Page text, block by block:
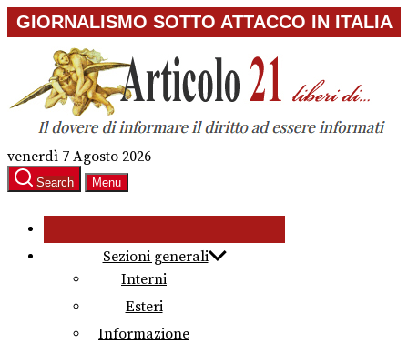
Skip
to
content
GIORNALISMO SOTTO ATTACCO IN ITALIA
venerdì 7 Agosto 2026
Search Menu
Sezioni generali
Interni
Esteri
Informazione